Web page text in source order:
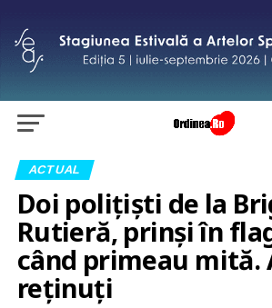
ACTUAL
Doi polițiști de la
Rutieră, prinși în
când primeau mită.
reținuți